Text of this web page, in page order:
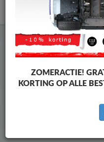
WINKELWAGEN
BYD Seal U
ZOMERACTIE!
KORTING OP ALLE